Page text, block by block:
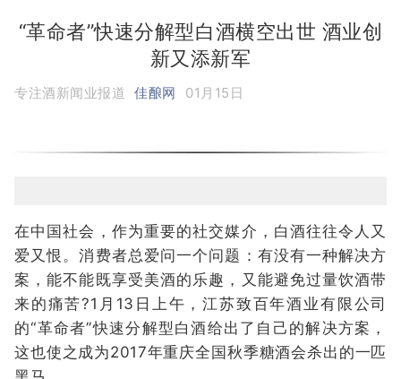
“革命者”快速分解型白酒横空出世 酒业创
新又添新军
专注酒新闻业报道 佳酿网 01月15日
在中国社会，作为重要的社交媒介，白酒往往令人又
爱又恨。消费者总爱问一个问题：有没有一种解决方
案，能不能既享受美酒的乐趣，又能避免过量饮酒带
来的痛苦?1月13日上午，江苏致百年酒业有限公司
的“革命者”快速分解型白酒给出了自己的解决方案，
这也使之成为2017年重庆全国秋季糖酒会杀出的一匹